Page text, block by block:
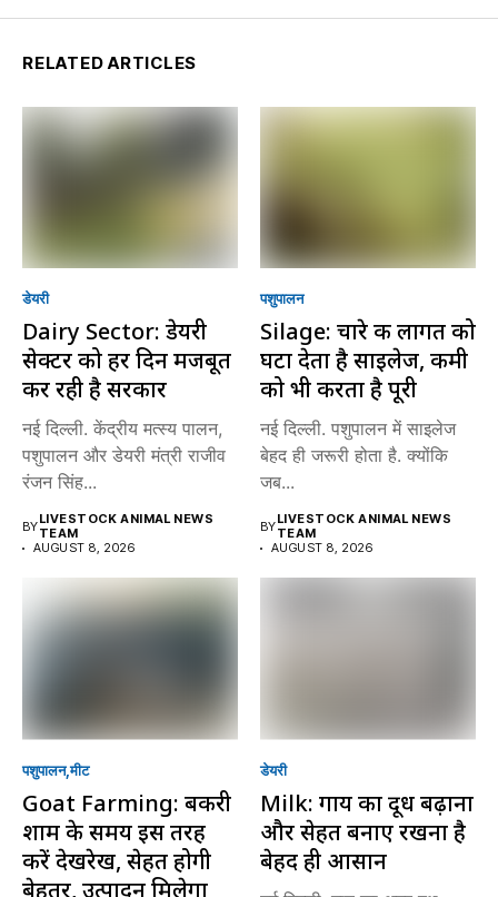
RELATED ARTICLES
डेयरी
Dairy Sector: डेयरी
सेक्टर को हर दिन मजबूत
कर रही है सरकार
नई दिल्ली. केंद्रीय मत्स्य पालन,
पशुपालन और डेयरी मंत्री राजीव
रंजन सिंह...
BYLIVESTOCK ANIMAL NEWS
TEAM
AUGUST 8, 2026
पशुपालन
Silage: चारे की लागत को
घटा देता है साइलेज, कमी
को भी करता है पूरी
नई दिल्ली. पशुपालन में साइलेज
बेहद ही जरूरी होता है. क्योंकि
जब...
BYLIVESTOCK ANIMAL NEWS
TEAM
AUGUST 8, 2026
पशुपालन मीट
Goat Farming: बकरी
शाम के समय इस तरह
करें देखरेख, सेहत होगी
बेहतर, उत्पादन मिलेगा
डेयरी
Milk: गाय का दूध बढ़ाना
और सेहत बनाए रखना है
बेहद ही आसान